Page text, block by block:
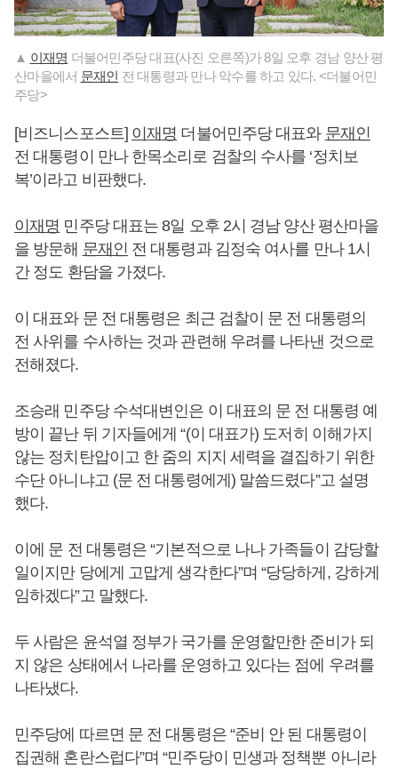
▲ 이재명 더불어민주당 대표(사진 오른쪽)가 8일 오후 경남 양산 평
산마을에서 문재인 전 대통령과 만나 악수를 하고 있다. <더불어민
주당>
[비즈니스포스트] 이재명 더불어민주당 대표와 문재인
전 대통령이 만나 한목소리로 검찰의 수사를 ‘정치보
복’이라고 비판했다.
이재명 민주당 대표는 8일 오후 2시 경남 양산 평산마을
을 방문해 문재인 전 대통령과 김정숙 여사를 만나 1시
간 정도 환담을 가졌다.
이 대표와 문 전 대통령은 최근 검찰이 문 전 대통령의
전 사위를 수사하는 것과 관련해 우려를 나타낸 것으로
전해졌다.
조승래 민주당 수석대변인은 이 대표의 문 전 대통령 예
방이 끝난 뒤 기자들에게 “(이 대표가) 도저히 이해가지
않는 정치탄압이고 한 줌의 지지 세력을 결집하기 위한
수단 아니냐고 (문 전 대통령에게) 말씀드렸다”고 설명
했다.
이에 문 전 대통령은 “기본적으로 나나 가족들이 감당할
일이지만 당에게 고맙게 생각한다”며 “당당하게, 강하게
임하겠다”고 말했다.
두 사람은 윤석열 정부가 국가를 운영할만한 준비가 되
지 않은 상태에서 나라를 운영하고 있다는 점에 우려를
나타냈다.
민주당에 따르면 문 전 대통령은 “준비 안 된 대통령이
집권해 혼란스럽다”며 “민주당이 민생과 정책뿐 아니라